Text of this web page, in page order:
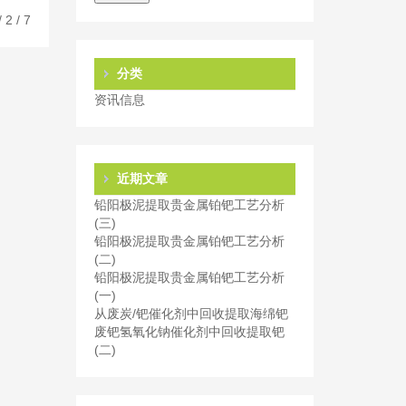
2 / 7
分类
资讯信息
近期文章
铅阳极泥提取贵金属铂钯工艺分析
(三)
铅阳极泥提取贵金属铂钯工艺分析
(二)
铅阳极泥提取贵金属铂钯工艺分析
(一)
从废炭/钯催化剂中回收提取海绵钯
废钯氢氧化钠催化剂中回收提取钯
(二)